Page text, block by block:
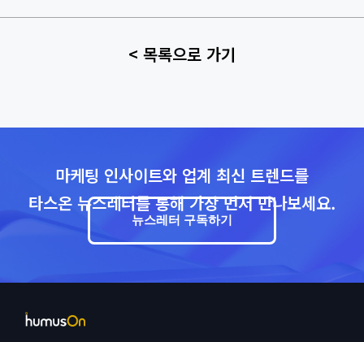
< 목록으로 가기
마케팅 인사이트와 업계 최신 트렌드를
타스온 뉴스레터를 통해 가장 먼저 만나보세요.
뉴스레터 구독하기